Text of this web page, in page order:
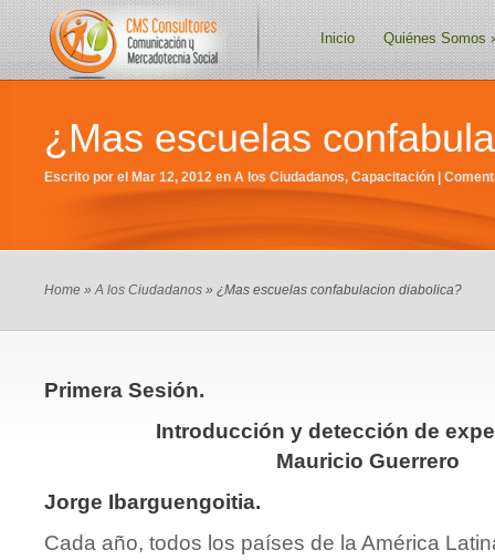
Inicio Quiénes Somos
¿Mas escuelas
Escrito por el Mar 12, 2012 en A los Ciudadanos, Capacitación
Home »A los Ciudadanos » ¿Mas escuelas confabulacion diabolica?
Primera Sesión.
Introducción y detección de
Mauricio Guerrero
Jorge Ibarguengoitia.
Cada año, todos los países de la América